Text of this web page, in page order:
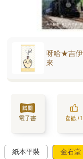
呀哈★吉伊
來
電子書 喜歡+1
紙本平裝 金石堂